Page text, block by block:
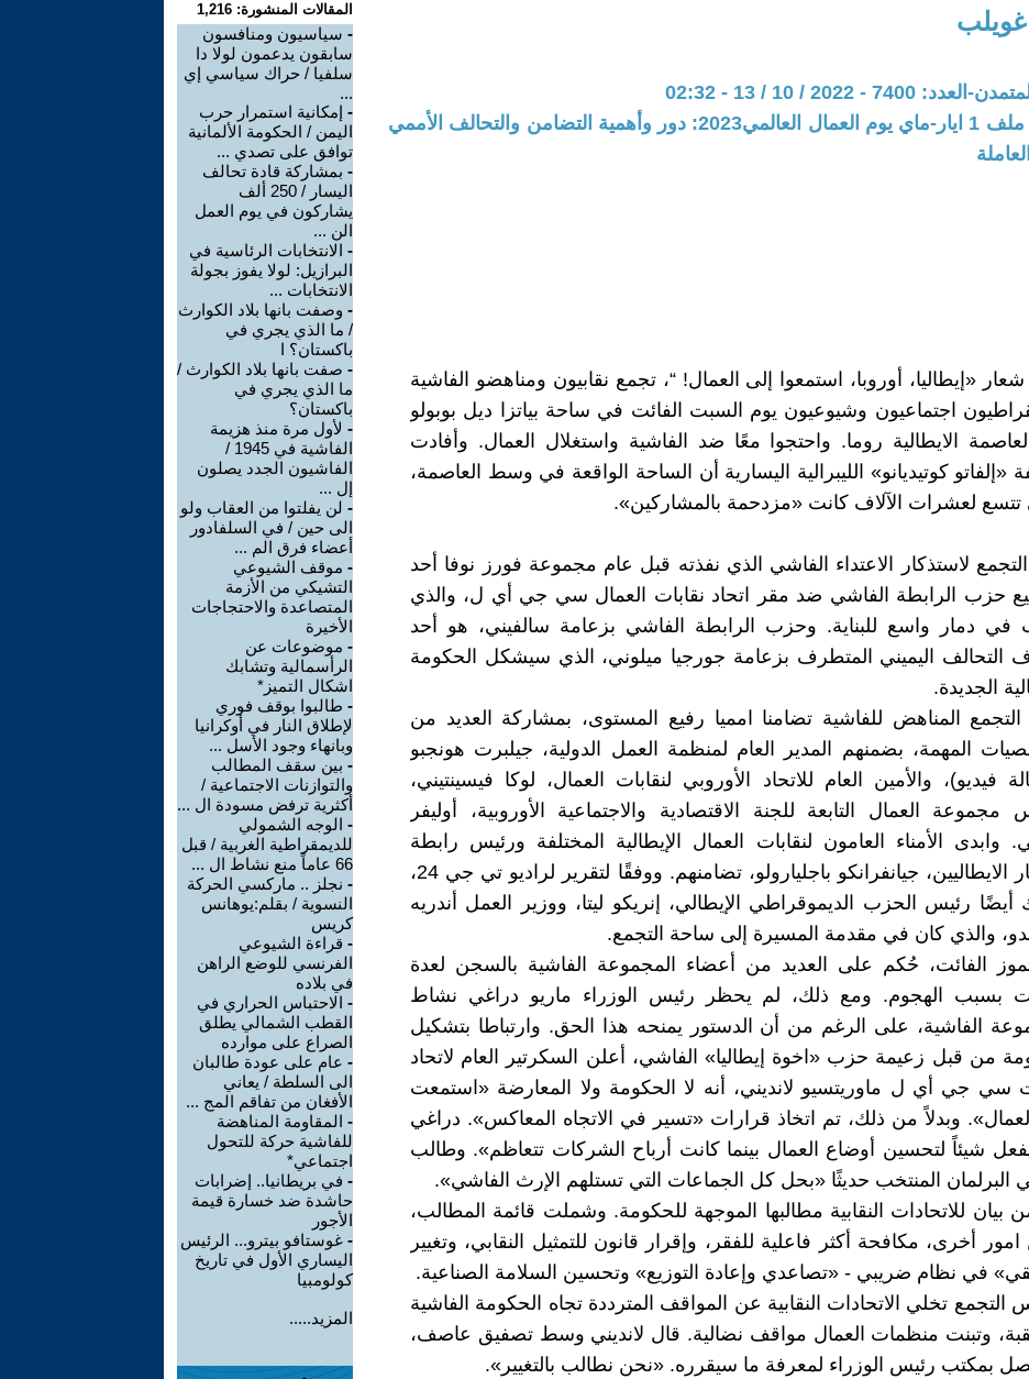
7400 - 2022 / 10 / 13 - 02:32
المحور: ملف 1 ايار-ماي يوم العمال العالمي2023: دور وأهمية التضامن والتحالف الأممي
«إيطاليا، أوروبا، استمعوا إلى العمال! “، تجمع نقابيون ومناهضو الفاشية
اجتماعيون وشيوعيون يوم السبت الفائت في ساحة بياتزا ديل بوبولو
الايطالية روما. واحتجوا معًا ضد الفاشية واستغلال العمال. وأفادت
«إلفاتو كوتيديانو» الليبرالية اليسارية أن الساحة الواقعة في وسط العاصمة،
تتسع لعشرات الآلاف كانت «مزدحمة بالمشاركين».
لاستذكار الاعتداء الفاشي الذي نفذته قبل عام مجموعة فورز نوفا أحد
حزب الرابطة الفاشي ضد مقر اتحاد نقابات العمال سي جي أي ل، والذي
في دمار واسع للبناية. وحزب الرابطة الفاشي بزعامة سالفيني، هو أحد
التحالف اليميني المتطرف بزعامة جورجيا ميلوني، الذي سيشكل الحكومة
الجديدة.
المناهض للفاشية تضامنا امميا رفيع المستوى، بمشاركة العديد من
المهمة، بضمنهم المدير العام لمنظمة العمل الدولية، جيلبرت هونجبو
فيديو)، والأمين العام للاتحاد الأوروبي لنقابات العمال، لوكا فيسينتيني،
مجموعة العمال التابعة للجنة الاقتصادية والاجتماعية الأوروبية، أوليفر
وابدى الأمناء العامون لنقابات العمال الإيطالية المختلفة ورئيس رابطة
الأنصار الايطاليين، جيانفرانكو باجليارولو، تضامنهم. ووفقًا لتقرير لراديو تي جي 24،
رئيس الحزب الديموقراطي الإيطالي، إنريكو ليتا، ووزير العمل أندريه
والذي كان في مقدمة المسيرة إلى ساحة التجمع.
الفائت، حُكم على العديد من أعضاء المجموعة الفاشية بالسجن لعدة
بسبب الهجوم. ومع ذلك، لم يحظر رئيس الوزراء ماريو دراغي نشاط
الفاشية، على الرغم من أن الدستور يمنحه هذا الحق. وارتباطا بتشكيل
من قبل زعيمة حزب «اخوة إيطاليا» الفاشي، أعلن السكرتير العام لاتحاد
سي جي أي ل ماوريتسيو لانديني، أنه لا الحكومة ولا المعارضة «استمعت
وبدلاً من ذلك، تم اتخاذ قرارات «تسير في الاتجاه المعاكس». دراغي
شيئاً لتحسين أوضاع العمال بينما كانت أرباح الشركات تتعاظم». وطالب
البرلمان المنتخب حديثًا «بحل كل الجماعات التي تستلهم الإرث الفاشي».
بيان للاتحادات النقابية مطالبها الموجهة للحكومة. وشملت قائمة المطالب،
أخرى، مكافحة أكثر فاعلية للفقر، وإقرار قانون للتمثيل النقابي، وتغيير
في نظام ضريبي - «تصاعدي وإعادة التوزيع» وتحسين السلامة الصناعية.
تخلي الاتحادات النقابية عن المواقف المترددة تجاه الحكومة الفاشية
وتبنت منظمات العمال مواقف نضالية. قال لانديني وسط تصفيق عاصف،
بمكتب رئيس الوزراء لمعرفة ما سيقرره. «نحن نطالب بالتغيير».
المقالات المنشورة: 1,216
- سياسيون ومنافسون
سابقون يدعمون لولا دا
سلفيا / حراك سياسي إي
...
- إمكانية استمرار حرب
اليمن / الحكومة الألمانية
توافق على تصدي ...
- بمشاركة قادة تحالف
اليسار / 250 ألف
يشاركون في يوم العمل
الن ...
- الانتخابات الرئاسية في
البرازيل: لولا يفوز بجولة
الانتخابات ...
- وصفت بانها بلاد الكوارث
/ ما الذي يجري في
باكستان؟ ا
- صفت بانها بلاد الكوارث /
ما الذي يجري في
باكستان؟
- لأول مرة منذ هزيمة
الفاشية في 1945 /
الفاشيون الجدد يصلون
إل ...
- لن يفلتوا من العقاب ولو
الى حين / في السلفادور
أعضاء فرق الم ...
- موقف الشيوعي
التشيكي من الأزمة
المتصاعدة والاحتجاجات
الأخيرة
- موضوعات عن
الرأسمالية وتشابك
اشكال التميز*
- طالبوا بوقف فوري
لإطلاق النار في أوكرانيا
وبانهاء وجود الأسل ...
- بين سقف المطالب
والتوازنات الاجتماعية /
أكثرية ترفض مسودة ال ...
- الوجه الشمولي
للديمقراطية الغربية / قبل
66 عاماً منع نشاط ال ...
- نجلز .. ماركسي الحركة
النسوية / بقلم:يوهانس
كريس
- قراءة الشيوعي
الفرنسي للوضع الراهن
في بلاده
- الاحتباس الحراري في
القطب الشمالي يطلق
الصراع على موارده
- عام على عودة طالبان
الى السلطة / يعاني
الأفغان من تفاقم المج ...
- المقاومة المناهضة
للفاشية حركة للتحول
اجتماعي*
- في بريطانيا.. إضرابات
حاشدة ضد خسارة قيمة
الأجور
- غوستافو بيترو... الرئيس
اليساري الأول في تاريخ
كولومبيا
المزيد.....